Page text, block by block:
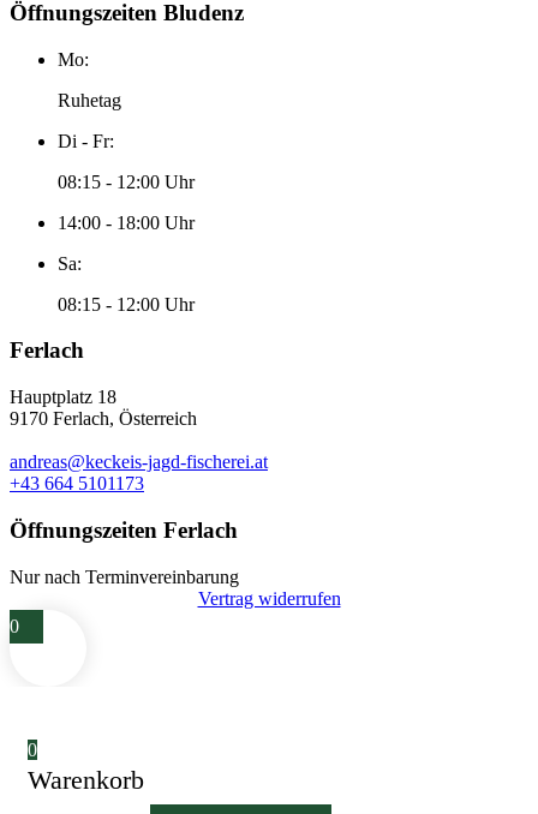
Öffnungszeiten Bludenz
Mo:
Ruhetag
Di - Fr:
08:15 - 12:00 Uhr
14:00 - 18:00 Uhr
Sa:
08:15 - 12:00 Uhr
Ferlach
Hauptplatz 18
9170 Ferlach, Österreich
andreas@keckeis-jagd-fischerei.at
+43 664 5101173
Öffnungszeiten Ferlach
Nur nach Terminvereinbarung
Vertrag widerrufen
0
0
Warenkorb